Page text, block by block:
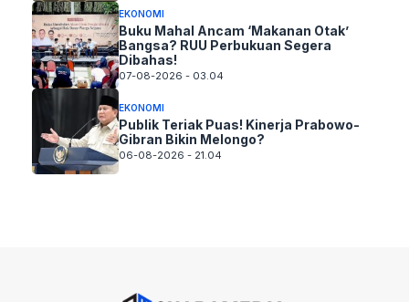
EKONOMI
Buku Mahal Ancam ‘Makanan Otak’
Bangsa? RUU Perbukuan Segera
Dibahas!
07-08-2026 - 03.04
EKONOMI
Publik Teriak Puas! Kinerja Prabowo-
Gibran Bikin Melongo?
06-08-2026 - 21.04